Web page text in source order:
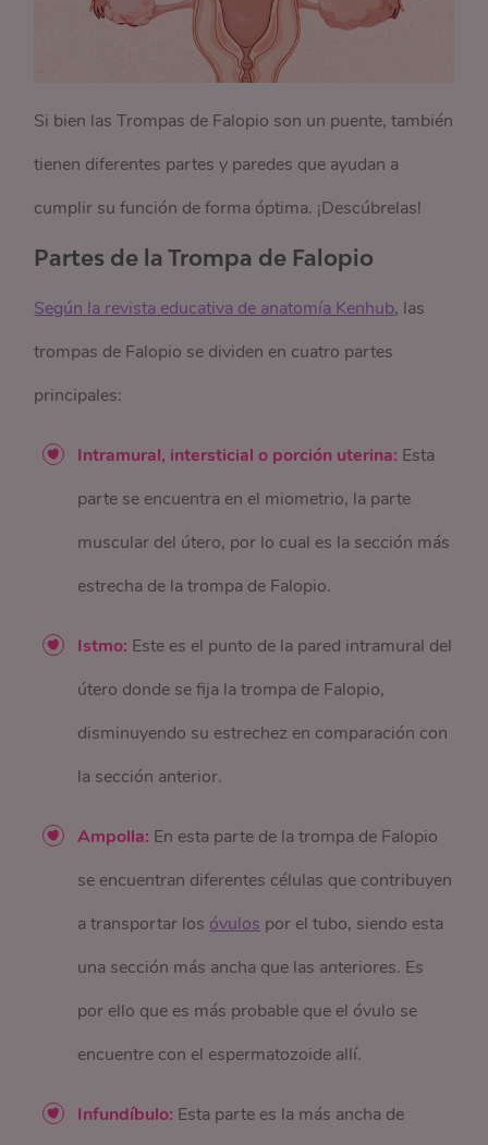
Si bien las Trompas de Falopio son un puente, también
tienen diferentes partes y paredes que ayudan a
cumplir su función de forma óptima. ¡Descúbrelas!
Partes de la Trompa de Falopio
Según la revista educativa de anatomía Kenhub, las
trompas de Falopio se dividen en cuatro partes
principales:
Intramural, intersticial o porción uterina: Esta
parte se encuentra en el miometrio, la parte
muscular del útero, por lo cual es la sección más
estrecha de la trompa de Falopio.
Istmo: Este es el punto de la pared intramural del
útero donde se fija la trompa de Falopio,
disminuyendo su estrechez en comparación con
la sección anterior.
Ampolla: En esta parte de la trompa de Falopio
se encuentran diferentes células que contribuyen
a transportar los óvulos por el tubo, siendo esta
una sección más ancha que las anteriores. Es
por ello que es más probable que el óvulo se
encuentre con el espermatozoide allí.
Infundíbulo: Esta parte es la más ancha de